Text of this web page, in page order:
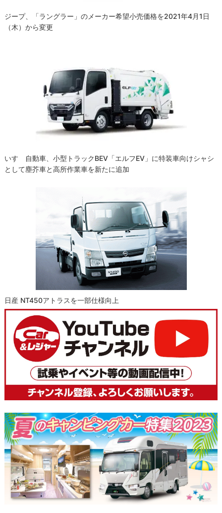
ジープ、「ラングラー」のメーカー希望小売価格を2021年4月1日
（木）から変更
いすゞ自動車、小型トラックBEV「エルフEV」に特装車向けシャシ
として塵芥車と高所作業車を新たに追加
日産 NT450アトラスを一部仕様向上